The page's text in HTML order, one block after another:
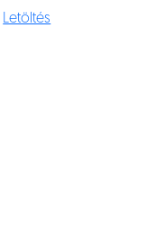
Letöltés